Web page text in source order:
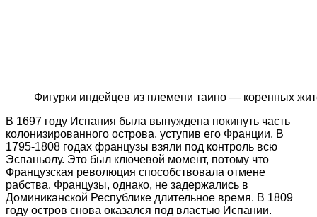
Фигурки индейцев из племени таино — коренных
В 1697 году Испания была вынуждена покинуть часть
колонизированного острова, уступив его Франции. В
1795-1808 годах французы взяли под контроль всю
Эспаньолу. Это был ключевой момент, потому что
Французская революция способствовала отмене
рабства. Французы, однако, не задержались в
Доминиканской Республике длительное время. В 1809
году остров снова оказался под властью Испании.